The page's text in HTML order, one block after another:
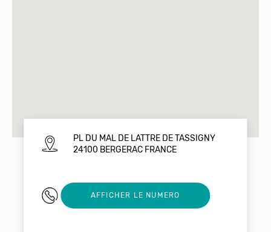
PL DU MAL DE LATTRE DE TASSIGNY
24100 BERGERAC FRANCE
0553246069
AFFICHER LE NUMERO